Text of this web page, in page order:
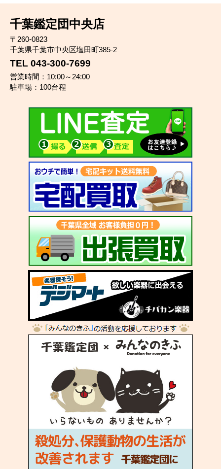
千葉鑑定団中央店
〒260-0823
千葉県千葉市中央区塩田町385-2
TEL 043-300-7699
営業時間：10:00～24:00
駐車場：100台程